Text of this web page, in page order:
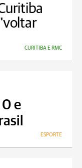
CURITIBA E RMC
0 e
ESPORTE